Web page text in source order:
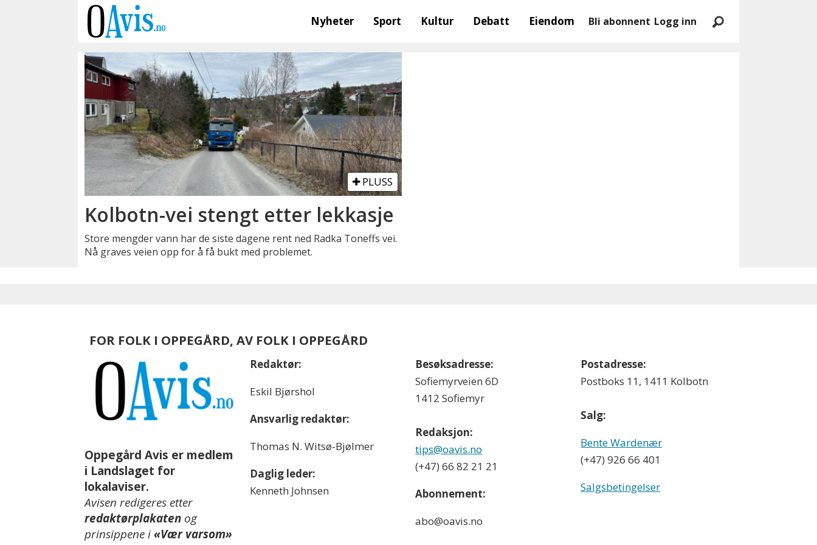
Nyheter Sport Kultur Debatt Eiendom Bli abonnent Logg inn
grøstad
PLUSS
Kolbotn-vei stengt etter lekkasje
Store mengder vann har de siste dagene rent ned Radka Toneffs vei.
Nå graves veien opp for å få bukt med problemet.
FOR FOLK I OPPEGÅRD, AV FOLK I OPPEGÅRD
Oppegård Avis er medlem
i Landslaget for
lokalaviser.
Avisen redigeres etter
redaktørplakaten og
prinsippene i«Vær varsom»
Redaktør:
Eskil Bjørshol
Ansvarlig redaktør:
Thomas N. Witsø-Bjølmer
Daglig leder:
Kenneth Johnsen
Besøksadresse:
Sofiemyrveien 6D
1412 Sofiemyr
Redaksjon:
tips@oavis.no
(+47) 66 82 21 21
Abonnement:
abo@oavis.no
Postadresse:
Postboks 11, 1411 Kolbotn
Salg:
Bente Wardenær
(+47) 926 66 401
Salgsbetingelser